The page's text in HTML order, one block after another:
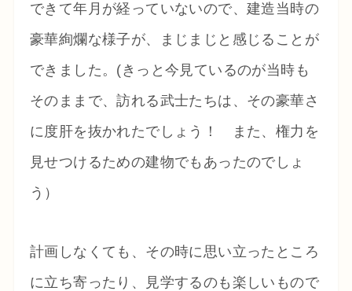
できて年月が経っていないので、建造当時の
豪華絢爛な様子が、まじまじと感じることが
できました。(きっと今見ているのが当時も
そのままで、訪れる武士たちは、その豪華さ
に度肝を抜かれたでしょう！ また、権力を
見せつけるための建物でもあったのでしょ
う）
計画しなくても、その時に思い立ったところ
に立ち寄ったり、見学するのも楽しいもので